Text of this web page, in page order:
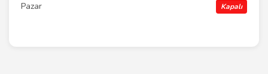
Pazar Kapalı